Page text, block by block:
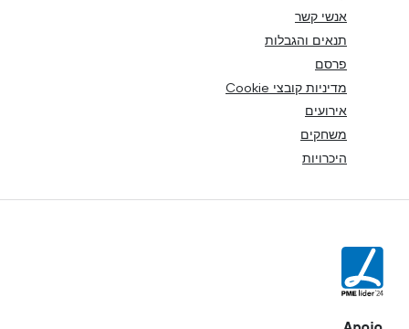
אנשי קשר
תנאים והגבלות
פרסם
מדיניות קובצי Cookie
אירועים
משחקים
היכרויות